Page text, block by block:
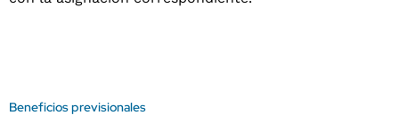
Beneficios previsionales